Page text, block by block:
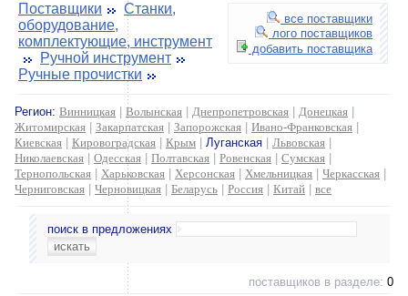
все поставщики
лого поставщиков
добавить поставщика
Поставщики
Станки,
оборудование,
комплектующие, инструмент
Ручной инструмент
Ручные прочистки
Регион: Винницкая Волынская Днепропетровская Донецкая
Житомирская
Закарпатская Запорожская Ивано-Франковская
Киевская
Кировоградская Крым Луганская Львовская
Николаевская
Одесская Полтавская Ровенская Сумская
Тернопольская
Харьковская Херсонская Хмельницкая Черкасская
Черниговская
Черновицкая Беларусь Россия Китай все
поиск в предложениях
поставщиков в разделе: 0